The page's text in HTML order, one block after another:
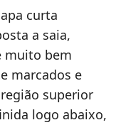
curta
a saia,
muito bem
marcados e
superior
logo abaixo,